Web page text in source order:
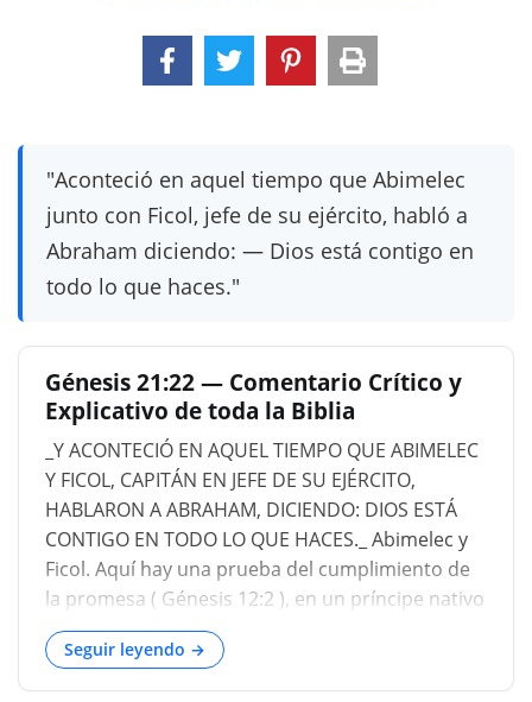
"Aconteció en aquel tiempo que Abimelec
junto con Ficol, jefe de su ejército, habló a
Abraham diciendo: — Dios está contigo en
todo lo que haces."
Génesis 21:22 — Comentario Crítico y
Explicativo de toda la Biblia
_Y ACONTECIÓ EN AQUEL TIEMPO QUE ABIMELEC
Y FICOL, CAPITÁN EN JEFE DE SU EJÉRCITO,
HABLARON A ABRAHAM, DICIENDO: DIOS ESTÁ
CONTIGO EN TODO LO QUE HACES._ Abimelec y
Ficol. Aquí hay una prueba del cumplimiento de
la promesa ( Génesis 12:2 ), en un príncipe nativo
que desea formar una alianza solemne con
Abraham. La propuesta era razonable y estuvo
de acuerdo. Las señales manifiestas de la
Seguir leyendo →